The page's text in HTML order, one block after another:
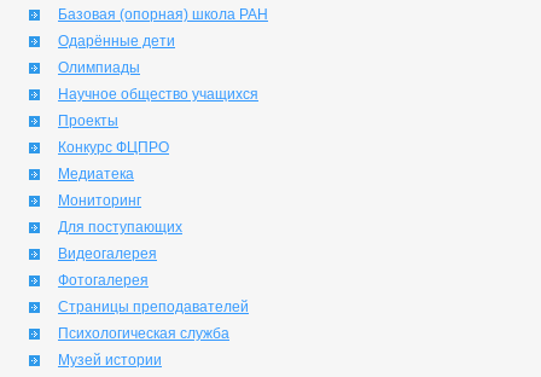
Базовая (опорная) школа РАН
Одарённые дети
Олимпиады
Научное общество учащихся
Проекты
Конкурс ФЦПРО
Медиатека
Мониторинг
Для поступающих
Видеогалерея
Фотогалерея
Страницы преподавателей
Психологическая служба
Музей истории